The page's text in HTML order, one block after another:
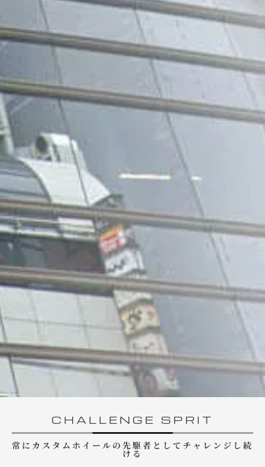
CHALLENGE SPRIT
常にカスタムホイールの先駆者としてチャレンジし続
ける